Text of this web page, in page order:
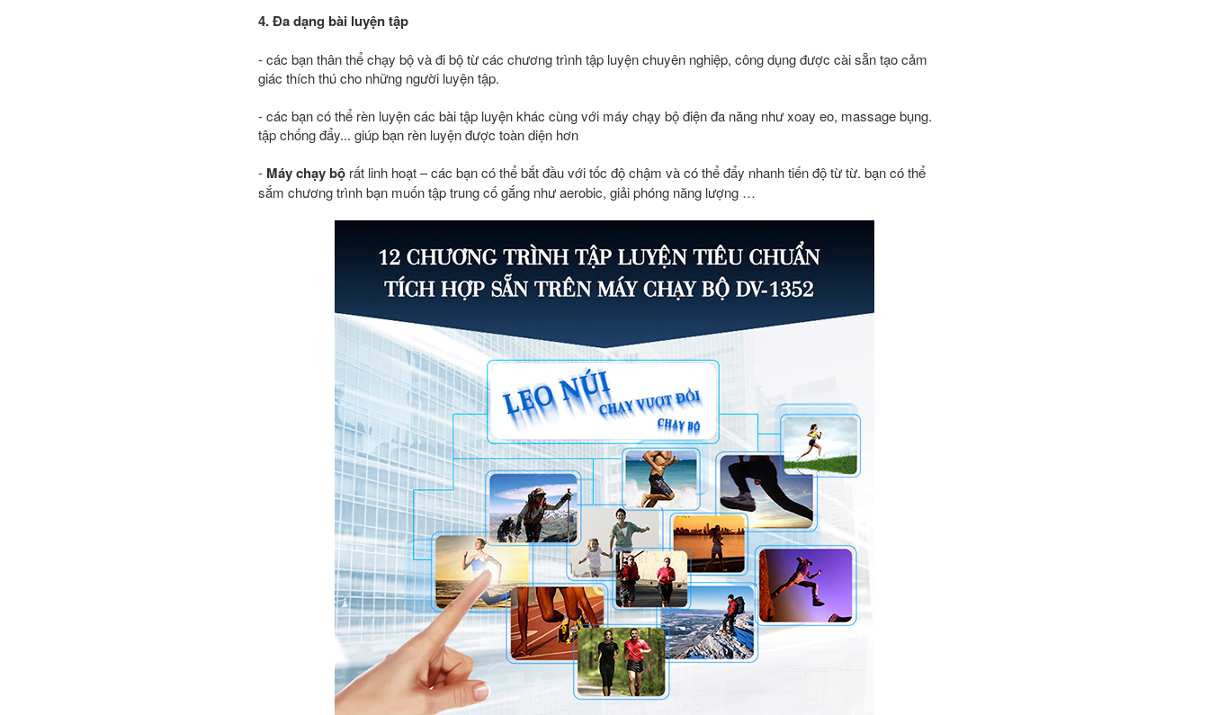
4. Đa dạng bài luyện tập
- các bạn thân thể chạy bộ và đi bộ từ các chương trình tập luyện chuyên nghiệp, công dụng được cài sẵn tạo cảm
giác thích thú cho những người luyện tập.
- các bạn có thể rèn luyện các bài tập luyện khác cùng với máy chạy bộ điện đa năng như xoay eo, massage bụng.
tập chống đẩy... giúp bạn rèn luyện được toàn diện hơn
- Máy chạy bộ rất linh hoạt – các bạn có thể bắt đầu với tốc độ chậm và có thể đẩy nhanh tiến độ từ từ. bạn có thể
sắm chương trình bạn muốn tập trung cố gắng như aerobic, giải phóng năng lượng …